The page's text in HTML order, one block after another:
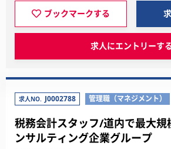
ブックマークする
求人にエントリーす
求人NO. J0002788 管理職（マネジメント）
税務会計スタッフ/道内で最大規
ンサルティング企業グループ